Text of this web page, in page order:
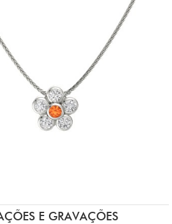
E GRAVAÇÕES